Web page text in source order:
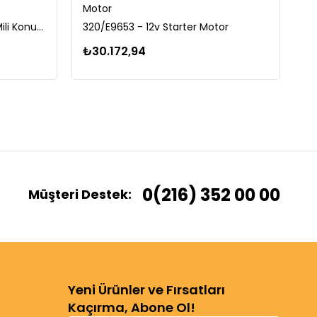
320/D9630 - TPO Eksantrik Mili Konum Sensörü
Motor
320/E9653 - 12v Starter Motor
₺30.172,94
Müşteri Destek: 0(216) 352 00 00
Yeni Ürünler ve Fırsatları
Kaçırma, Abone Ol!